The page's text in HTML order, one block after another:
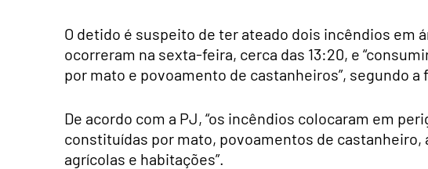
O detido é suspeito de ter ateado dois incêndios em
ocorreram na sexta-feira, cerca das 13:20, e
por mato e povoamento de castanheiros”, segundo a
De acordo com a PJ, “os incêndios colocaram em
constituídas por mato, povoamentos de castanheiro,
agrícolas e habitações”.